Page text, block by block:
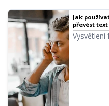
Jak
převést
Vysvětlení